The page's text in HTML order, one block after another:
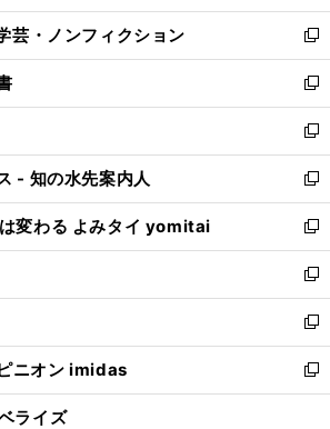
開
く
ウ
で
開
く
ン
ド
ウ
で
開
く
ウ
ィ
ン
ド
ウ
で
開
く
芸・ノンフィクション
新
し
い
ウ
ィ
ン
ド
ウ
で
開
く
新
し
い
ウ
ィ
ン
ド
ウ
で
開
く
新
し
い
ウ
ィ
ン
ド
ウ
で
開
く
- 知の水先案内人
新
し
い
ウ
ィ
ン
ド
ウ
で
開
変わる よみタイ yomitai
新
し
い
ウ
ィ
ン
ド
ウ
新
し
い
ウ
ィ
ン
新
し
い
ウ
ニオン imidas
新
し
ライズ